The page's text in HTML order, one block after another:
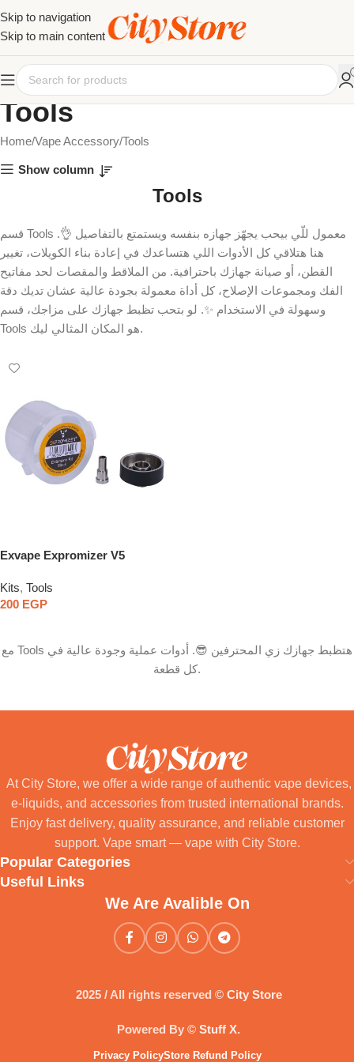
Skip to navigation
Skip to main content
Tools
Home Vape Accessory Tools
Show column
Tools
قسم Tools معمول للّي بيحب يجهّز جهازه بنفسه ويستمتع بالتفاصيل 👌.
هنا هتلاقي كل الأدوات اللي هتساعدك في إعادة بناء الكويلات، تغيير
القطن، أو صيانة جهازك باحترافية. من الملاقط والمقصات لحد مفاتيح
الفك ومجموعات الإصلاح، كل أداة معمولة بجودة عالية عشان تديك دقة
وسهولة في الاستخدام ✨. لو بتحب تظبط جهازك على مزاجك، قسم
Tools هو المكان المثالي ليك.
Exvape Expromizer V5
Kits, Tools
200 EGP
مع Tools هتظبط جهازك زي المحترفين 😎. أدوات عملية وجودة عالية في
كل قطعة.
At City Store, we offer a wide range of authentic vape devices,
e-liquids, and accessories from trusted international brands.
Enjoy fast delivery, quality assurance, and reliable customer
support. Vape smart — vape with City Store.
Popular Categories
Useful Links
We Are Avalible On
2025 / All rights reserved © City Store
Powered By © Stuff X.
Privacy PolicyStore Refund Policy